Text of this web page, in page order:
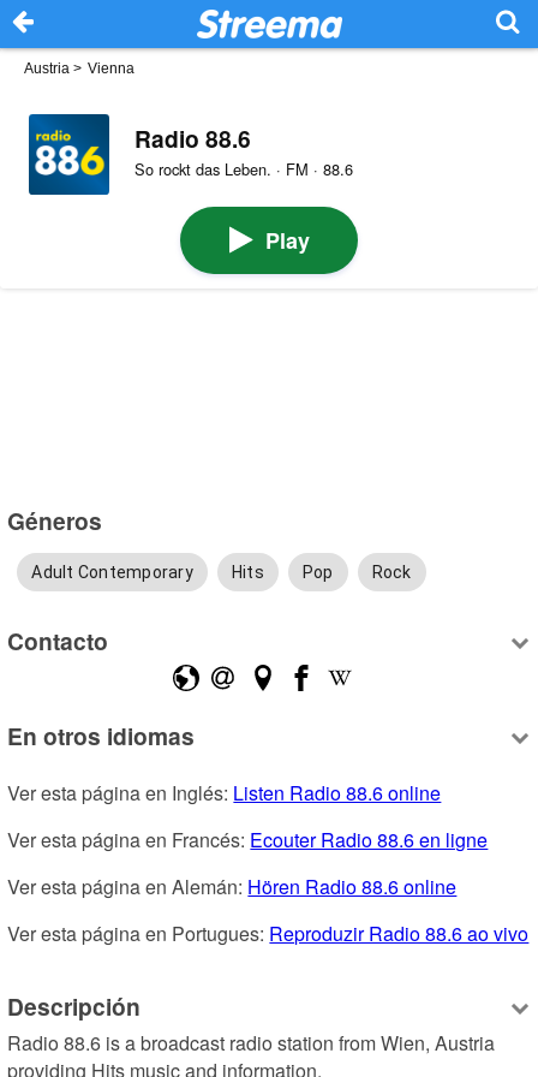
Austria > Vienna
Radio 88.6
So rockt das Leben. · FM · 88.6
Play
Géneros
Adult Contemporary Hits Pop Rock
Contacto
En otros idiomas
Ver esta página en Inglés: Listen Radio 88.6 online
Ver esta página en Francés: Ecouter Radio 88.6 en ligne
Ver esta página en Alemán: Hören Radio 88.6 online
Ver esta página en Portugues: Reproduzir Radio 88.6 ao vivo
Descripción
Radio 88.6 is a broadcast radio station from Wien, Austria
providing Hits music and information.